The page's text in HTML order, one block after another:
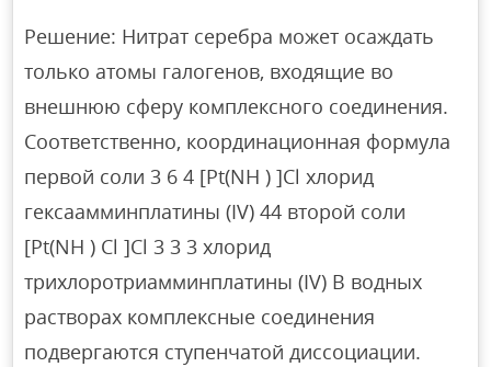
Решение: Нитрат серебра может осаждать
только атомы галогенов, входящие во
внешнюю сферу комплексного соединения.
Соответственно, координационная формула
первой соли 3 6 4 [Pt(NH ) ]Cl хлорид
гексаамминплатины (IV) 44 второй соли
[Pt(NH ) Cl ]Cl 3 3 3 хлорид
трихлоротриамминплатины (IV) В водных
растворах комплексные соединения
подвергаются ступенчатой диссоциации.